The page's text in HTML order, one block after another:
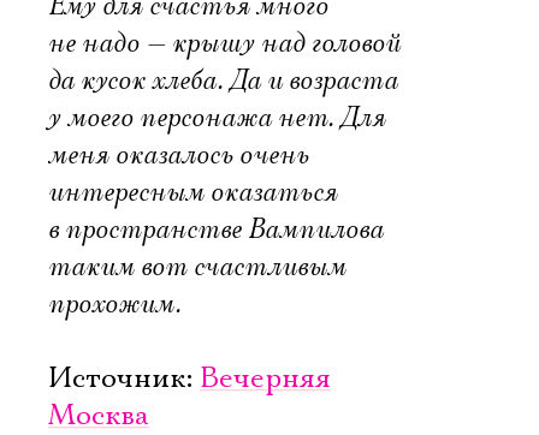
не надо — крышу над головой
да кусок хлеба. Да и возраста
у моего персонажа нет. Для
меня оказалось очень
интересным оказаться
в пространстве Вампилова
таким вот счастливым
прохожим.
Источник: Вечерняя
Москва